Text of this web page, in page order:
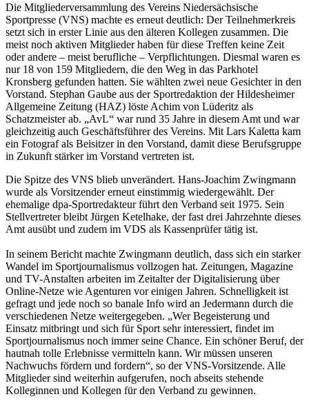
Die Mitgliederversammlung des Vereins Niedersächsische
Sportpresse (VNS) machte es erneut deutlich: Der Teilnehmerkreis
setzt sich in erster Linie aus den älteren Kollegen zusammen. Die
meist noch aktiven Mitglieder haben für diese Treffen keine Zeit
oder andere – meist berufliche – Verpflichtungen. Diesmal waren es
nur 18 von 159 Mitgliedern, die den Weg in das Parkhotel
Kronsberg gefunden hatten. Sie wählten zwei neue Gesichter in den
Vorstand. Stephan Gaube aus der Sportredaktion der Hildesheimer
Allgemeine Zeitung (HAZ) löste Achim von Lüderitz als
Schatzmeister ab. „AvL“ war rund 35 Jahre in diesem Amt und war
gleichzeitig auch Geschäftsführer des Vereins. Mit Lars Kaletta kam
ein Fotograf als Beisitzer in den Vorstand, damit diese Berufsgruppe
in Zukunft stärker im Vorstand vertreten ist.
Die Spitze des VNS blieb unverändert. Hans-Joachim Zwingmann
wurde als Vorsitzender erneut einstimmig wiedergewählt. Der
ehemalige dpa-Sportredakteur führt den Verband seit 1975. Sein
Stellvertreter bleibt Jürgen Ketelhake, der fast drei Jahrzehnte dieses
Amt ausübt und zudem im VDS als Kassenprüfer tätig ist.
In seinem Bericht machte Zwingmann deutlich, dass sich ein starker
Wandel im Sportjournalismus vollzogen hat. Zeitungen, Magazine
und TV-Anstalten arbeiten im Zeitalter der Digitalisierung über
Online-Netze wie Agenturen vor einigen Jahren. Schnelligkeit ist
gefragt und jede noch so banale Info wird an Jedermann durch die
verschiedenen Netze weitergegeben. „Wer Begeisterung und
Einsatz mitbringt und sich für Sport sehr interessiert, findet im
Sportjournalismus noch immer seine Chance. Ein schöner Beruf, der
hautnah tolle Erlebnisse vermitteln kann. Wir müssen unseren
Nachwuchs fördern und fordern“, so der VNS-Vorsitzende. Alle
Mitglieder sind weiterhin aufgerufen, noch abseits stehende
Kolleginnen und Kollegen für den Verband zu gewinnen.